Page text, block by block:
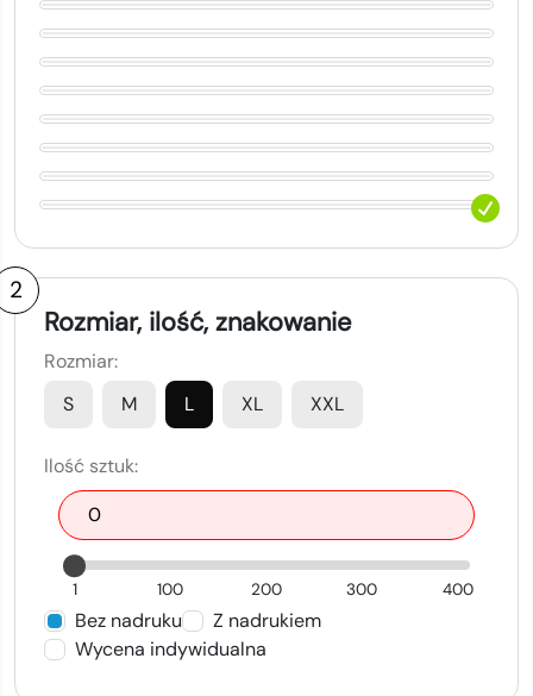
2
Rozmiar, ilość, znakowanie
Rozmiar:
S
M L XL XXL
Ilość sztuk:
1 100 200 300 400
Bez nadruku
Z nadrukiem
Wycena indywidualna